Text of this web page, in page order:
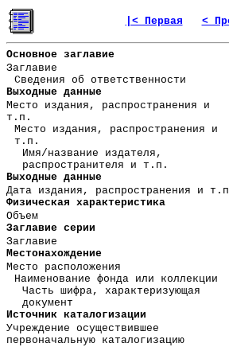
|< Первая <
Основное заглавие
Заглавие
Сведения об ответственности
Выходные данные
Место издания, распространения и
т.п.
Место издания, распространения и
т.п.
Имя/название издателя,
распространителя и т.п.
Выходные данные
Дата издания, распространения и
Физическая характеристика
Объем
Заглавие серии
Заглавие
Местонахождение
Место расположения
Наименование фонда или коллекции
Часть шифра, характеризующая
документ
Источник каталогизации
Учреждение осуществившее
первоначальную каталогизацию